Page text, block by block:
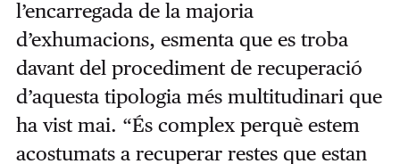
l’encarregada de la majoria
d’exhumacions, esmenta que es troba
davant del procediment de recuperació
d’aquesta tipologia més multitudinari que
ha vist mai. “És complex perquè estem
acostumats a recuperar restes que estan